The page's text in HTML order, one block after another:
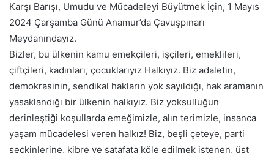
Karşı Barışı, Umudu ve Mücadeleyi Büyütmek İçin, 1 Mayıs
2024 Çarşamba Günü Anamur’da Çavuşpınarı
Meydanındayız.
Bizler, bu ülkenin kamu emekçileri, işçileri, emeklileri,
çiftçileri, kadınları, çocuklarıyız Halkıyız. Biz adaletin,
demokrasinin, sendikal hakların yok sayıldığı, hak aramanın
yasaklandığı bir ülkenin halkıyız. Biz yoksulluğun
derinleştiği koşullarda emeğimizle, alın terimizle, insanca
yaşam mücadelesi veren halkız! Biz, beşli çeteye, parti
seçkinlerine, kibre ve şatafata köle edilmek istenen, üst